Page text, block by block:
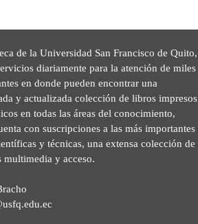
de la Universidad San Francisco de Quito,
diariamente para la atención de miles
en donde pueden encontrar una
y actualizada colección de libros impresos
en todas las áreas del conocimiento,
con suscripciones a las más importantes
y técnicas, una extensa colección de
multimedia y acceso.